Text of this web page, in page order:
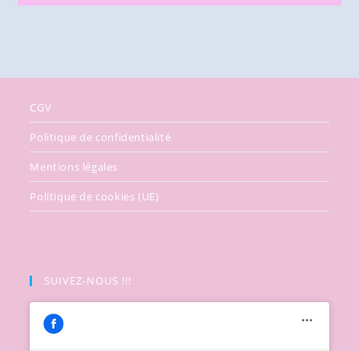
CGV
Politique de confidentialité
Mentions légales
Politique de cookies (UE)
SUIVEZ-NOUS !!!